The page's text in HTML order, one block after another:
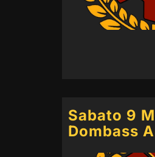
Sabato 9
Dombass